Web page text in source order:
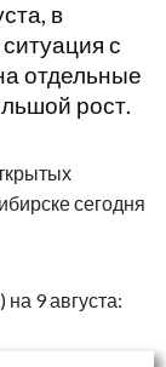
в
с
отдельные
рост.
сегодня
9 августа: